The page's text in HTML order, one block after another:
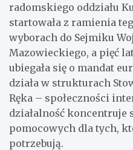
radomskiego oddziału
startowała z ramienia
wyborach do Sejmiku
Mazowieckiego, a pięć
ubiegała się o mandat
działa w strukturach
Ręka – społeczności
działalność koncentruje
pomocowych dla tych,
potrzebują.